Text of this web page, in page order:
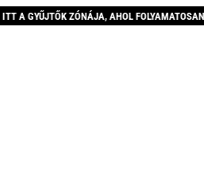
AHOL FOLYAMATOSAN BŐVÜLŐ